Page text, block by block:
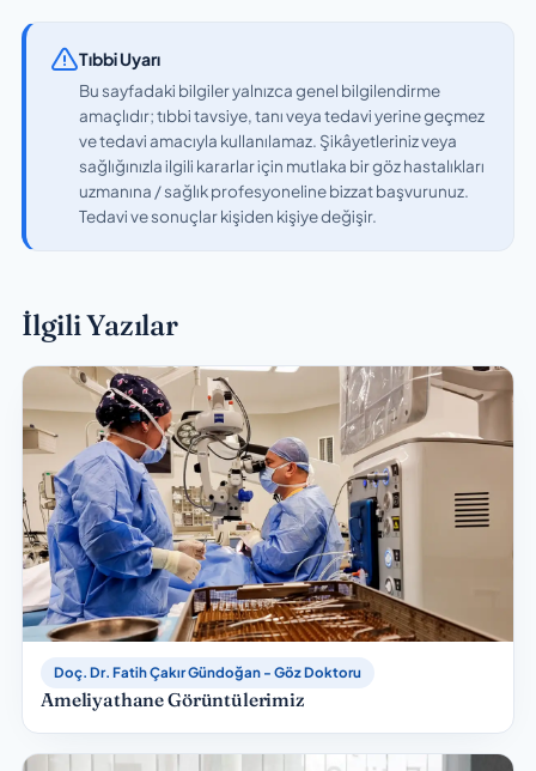
Tıbbi Uyarı
Bu sayfadaki bilgiler yalnızca genel bilgilendirme
amaçlıdır; tıbbi tavsiye, tanı veya tedavi yerine geçmez
ve tedavi amacıyla kullanılamaz. Şikâyetleriniz veya
sağlığınızla ilgili kararlar için mutlaka bir göz hastalıkları
uzmanına / sağlık profesyoneline bizzat başvurunuz.
Tedavi ve sonuçlar kişiden kişiye değişir.
İlgili Yazılar
Doç. Dr. Fatih Çakır Gündoğan - Göz Doktoru
Ameliyathane Görüntülerimiz